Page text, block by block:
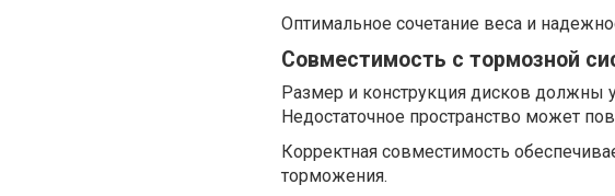
Оптимальное сочетание веса и
Совместимость с тормозной
Размер и конструкция дисков должны
Недостаточное пространство может
Корректная совместимость
торможения.